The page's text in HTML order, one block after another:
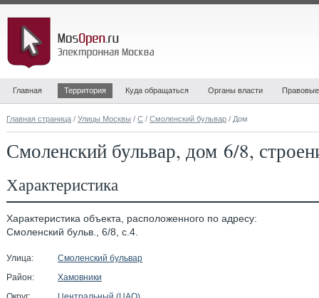
Главная Территория Куда обращаться Органы власти
Главная страница / Улицы Москвы / С / Смоленский бульвар / Дом
Смоленский бульвар, дом 6/8,
Характеристика
Характеристика объекта, расположенного по адресу:
Смоленский бульв., 6/8, с.4.
Улица:
Смоленский бульвар
Район:
Хамовники